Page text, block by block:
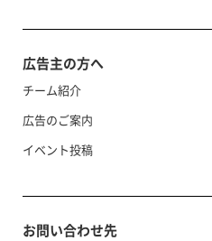
広告主の方へ
チーム紹介
広告のご案内
イベント投稿
お問い合わせ先